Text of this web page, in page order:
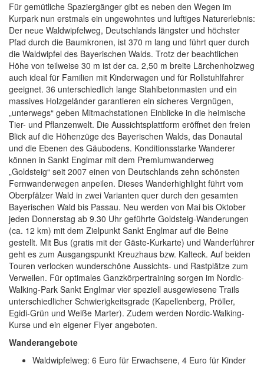
Für gemütliche Spaziergänger gibt es neben den Wegen im
Kurpark nun erstmals ein ungewohntes und luftiges Naturerlebnis:
Der neue Waldwipfelweg, Deutschlands längster und höchster
Pfad durch die Baumkronen, ist 370 m lang und führt quer durch
die Waldwipfel des Bayerischen Walds. Trotz der beachtlichen
Höhe von teilweise 30 m ist der ca. 2,50 m breite Lärchenholzweg
auch ideal für Familien mit Kinderwagen und für Rollstuhlfahrer
geeignet. 36 unterschiedlich lange Stahlbetonmasten und ein
massives Holzgeländer garantieren ein sicheres Vergnügen,
„unterwegs“ geben Mitmachstationen Einblicke in die heimische
Tier- und Pflanzenwelt. Die Aussichtsplattform eröffnet den freien
Blick auf die Höhenzüge des Bayerischen Walds, das Donautal
und die Ebenen des Gäubodens. Konditionsstarke Wanderer
können in Sankt Englmar mit dem Premiumwanderweg
„Goldsteig“ seit 2007 einen von Deutschlands zehn schönsten
Fernwanderwegen anpeilen. Dieses Wanderhighlight führt vom
Oberpfälzer Wald in zwei Varianten quer durch den gesamten
Bayerischen Wald bis Passau. Neu werden von Mai bis Oktober
jeden Donnerstag ab 9.30 Uhr geführte Goldsteig-Wanderungen
(ca. 12 km) mit dem Zielpunkt Sankt Englmar auf die Beine
gestellt. Mit Bus (gratis mit der Gäste-Kurkarte) und Wanderführer
geht es zum Ausgangspunkt Kreuzhaus bzw. Kalteck. Auf beiden
Touren verlocken wunderschöne Aussichts- und Rastplätze zum
Verweilen. Für optimales Ganzkörpertraining sorgen im Nordic-
Walking-Park Sankt Englmar vier speziell ausgewiesene Trails
unterschiedlicher Schwierigkeitsgrade (Kapellenberg, Pröller,
Egidi-Grün und Weiße Marter). Zudem werden Nordic-Walking-
Kurse und ein eigener Flyer angeboten.
Wanderangebote
Waldwipfelweg: 6 Euro für Erwachsene, 4 Euro für Kinder